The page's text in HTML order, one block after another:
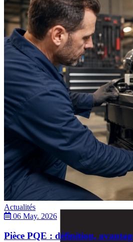
Citroen
Actualités
06 May. 2026
Pièce PQE : définition,